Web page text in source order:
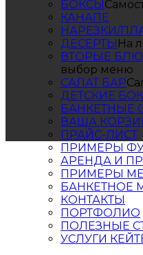
БОКСЫ
КАНАПЕ
НАРЕЗКИ/
ДЕСЕРТЫ На
ВТОРЫЕ
выбор меню
САЛАТ БАР
ДЕТСКИЕ
БАНКЕТНЫЕ
ВАША
ПРАЙС-ЛИСТ
ПРИМЕРЫ
АРЕНДА И
ПРИМЕРЫ
БАНКЕТНОЕ
КОНТАКТЫ
ПОРТФОЛИО
ПОЛЕЗНЫЕ
УСЛУГИ